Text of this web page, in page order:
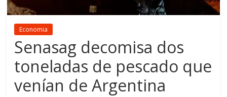
Economia
Senasag decomisa dos
toneladas de pescado que
venían de Argentina